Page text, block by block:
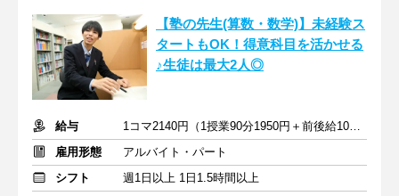
【塾の先生(算数・数学)】未経験ス
タートもOK！得意科目を活かせる
♪生徒は最大2人◎
給与
1コマ2140円（1授業90分1950円＋前後給10分190円）
雇用形態
アルバイト・パート
シフト
週1日以上 1日1.5時間以上